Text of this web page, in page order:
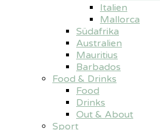
Italien
Mallorca
Südafrika
Australien
Mauritius
Barbados
Food & Drinks
Food
Drinks
Out & About
Sport